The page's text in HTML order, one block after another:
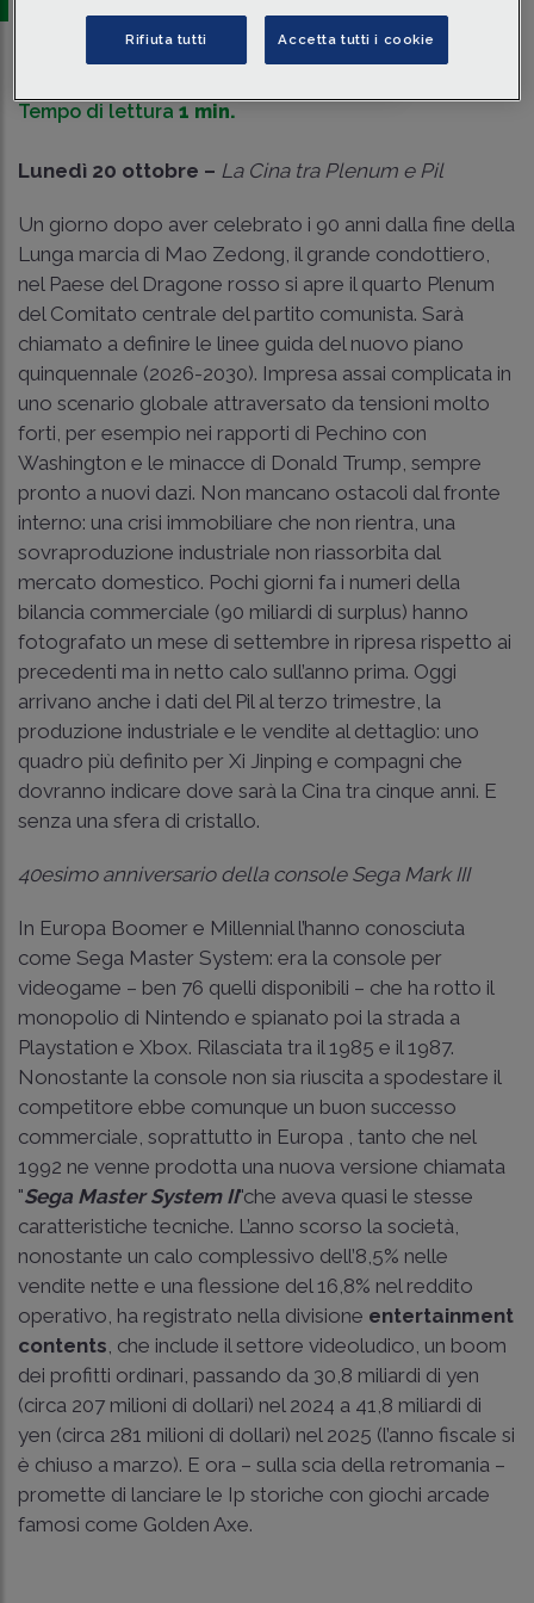
Tempo di lettura 1 min.
Lunedì 20 ottobre – La Cina tra Plenum e Pil
Un giorno dopo aver celebrato i 90 anni dalla fine della
Lunga marcia di Mao Zedong, il grande condottiero,
nel Paese del Dragone rosso si apre il quarto Plenum
del Comitato centrale del partito comunista. Sarà
chiamato a definire le linee guida del nuovo piano
quinquennale (2026-2030). Impresa assai complicata in
uno scenario globale attraversato da tensioni molto
forti, per esempio nei rapporti di Pechino con
Washington e le minacce di Donald Trump, sempre
pronto a nuovi dazi. Non mancano ostacoli dal fronte
interno: una crisi immobiliare che non rientra, una
sovraproduzione industriale non riassorbita dal
mercato domestico. Pochi giorni fa i numeri della
bilancia commerciale (90 miliardi di surplus) hanno
fotografato un mese di settembre in ripresa rispetto ai
precedenti ma in netto calo sull’anno prima. Oggi
arrivano anche i dati del Pil al terzo trimestre, la
produzione industriale e le vendite al dettaglio: uno
quadro più definito per Xi Jinping e compagni che
dovranno indicare dove sarà la Cina tra cinque anni. E
senza una sfera di cristallo.
40esimo anniversario della console Sega Mark III
In Europa Boomer e Millennial l’hanno conosciuta
come Sega Master System: era la console per
videogame – ben 76 quelli disponibili – che ha rotto il
monopolio di Nintendo e spianato poi la strada a
Playstation e Xbox. Rilasciata tra il 1985 e il 1987.
Nonostante la console non sia riuscita a spodestare il
competitore ebbe comunque un buon successo
commerciale, soprattutto in Europa , tanto che nel
1992 ne venne prodotta una nuova versione chiamata
"Sega Master System II"che aveva quasi le stesse
caratteristiche tecniche. L’anno scorso la società,
nonostante un calo complessivo dell’8,5% nelle
vendite nette e una flessione del 16,8% nel reddito
operativo, ha registrato nella divisione entertainment
contents , che include il settore videoludico, un boom
dei profitti ordinari, passando da 30,8 miliardi di yen
(circa 207 milioni di dollari) nel 2024 a 41,8 miliardi di
yen (circa 281 milioni di dollari) nel 2025 (l’anno fiscale si
è chiuso a marzo). E ora – sulla scia della retromania –
promette di lanciare le Ip storiche con giochi arcade
famosi come Golden Axe.
Rifiuta tutti Accetta tutti i cookie